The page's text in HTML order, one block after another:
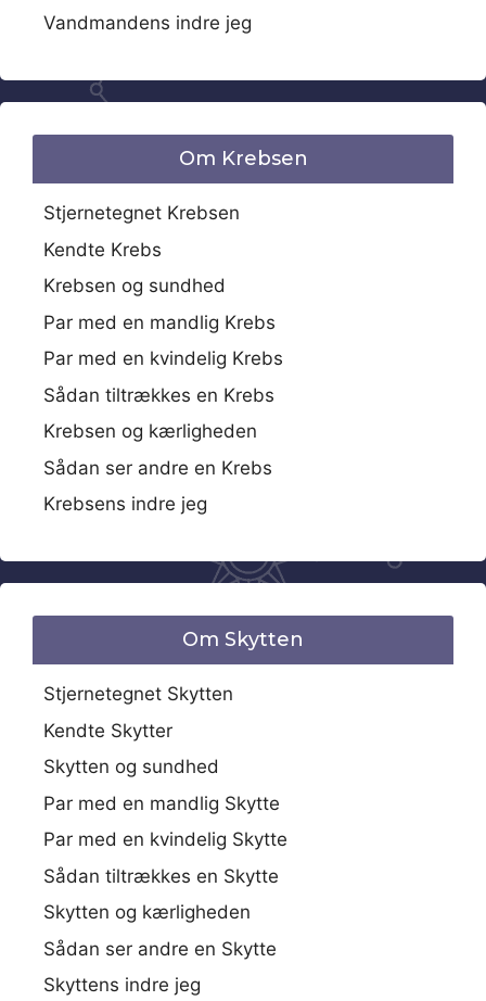
Vandmandens indre jeg
Om Krebsen
Stjernetegnet Krebsen
Kendte Krebs
Krebsen og sundhed
Par med en mandlig Krebs
Par med en kvindelig Krebs
Sådan tiltrækkes en Krebs
Krebsen og kærligheden
Sådan ser andre en Krebs
Krebsens indre jeg
Om Skytten
Stjernetegnet Skytten
Kendte Skytter
Skytten og sundhed
Par med en mandlig Skytte
Par med en kvindelig Skytte
Sådan tiltrækkes en Skytte
Skytten og kærligheden
Sådan ser andre en Skytte
Skyttens indre jeg